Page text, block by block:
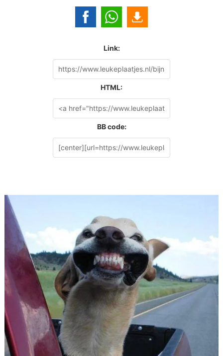
Link:
HTML:
BB code: